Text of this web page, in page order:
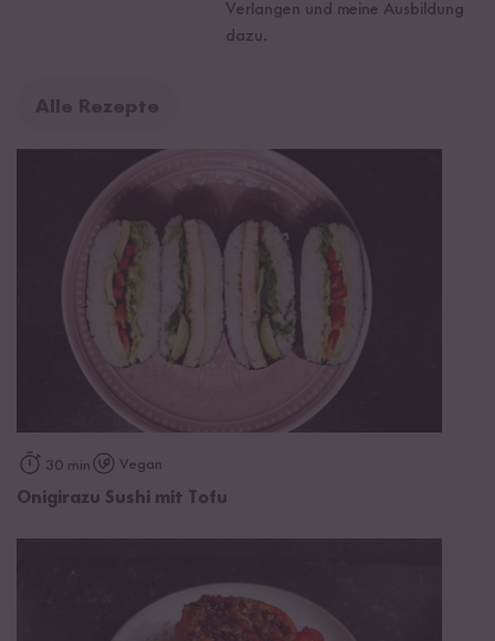
Verlangen und meine Ausbildung
dazu.
Alle Rezepte
30 min Vegan
Onigirazu Sushi mit Tofu